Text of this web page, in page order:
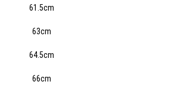
61.5cm
63cm
64.5cm
66cm